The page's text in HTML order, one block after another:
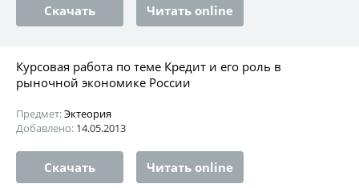
Скачать Читать online
Курсовая работа по теме Кредит и его роль в
рыночной экономике России
Предмет:Эктеория
Добавлено: 14.05.2013
Скачать Читать online